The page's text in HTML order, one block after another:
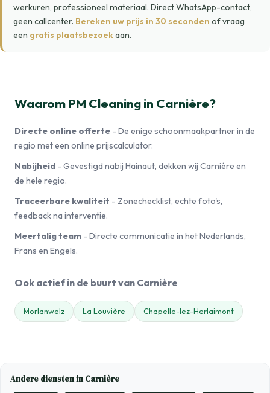
werkuren, professioneel materiaal. Direct WhatsApp-contact,
geen callcenter. Bereken uw prijs in 30 seconden of vraag
een gratis plaatsbezoekaan.
Waarom PM Cleaning in Carnière?
Directe online offerte - De enige schoonmaakpartner in de
regio met een online prijscalculator.
Nabijheid - Gevestigd nabij Hainaut, dekken wij Carnière en
de hele regio.
Traceerbare kwaliteit - Zonechecklist, echte foto's,
feedback na interventie.
Meertalig team - Directe communicatie in het Nederlands,
Frans en Engels.
Ook actief in de buurt van Carnière
Morlanwelz La Louvière Chapelle-lez-Herlaimont
Andere diensten in Carnière